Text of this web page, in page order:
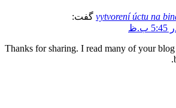
vytvorení úctu na گفت:
Thanks for sharing. I read many of your